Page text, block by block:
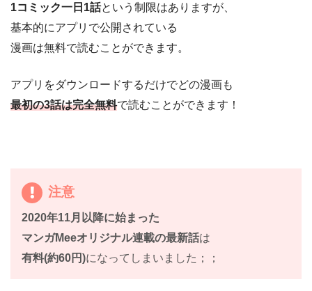
1コミック一日1話という制限はありますが、
基本的にアプリで公開されている
漫画は無料で読むことができます。
アプリをダウンロードするだけでどの漫画も
最初の3話は完全無料で読むことができます！
注意
2020年11月以降に始まった
マンガMeeオリジナル連載の最新話は
有料(約60円)になってしまいました；；